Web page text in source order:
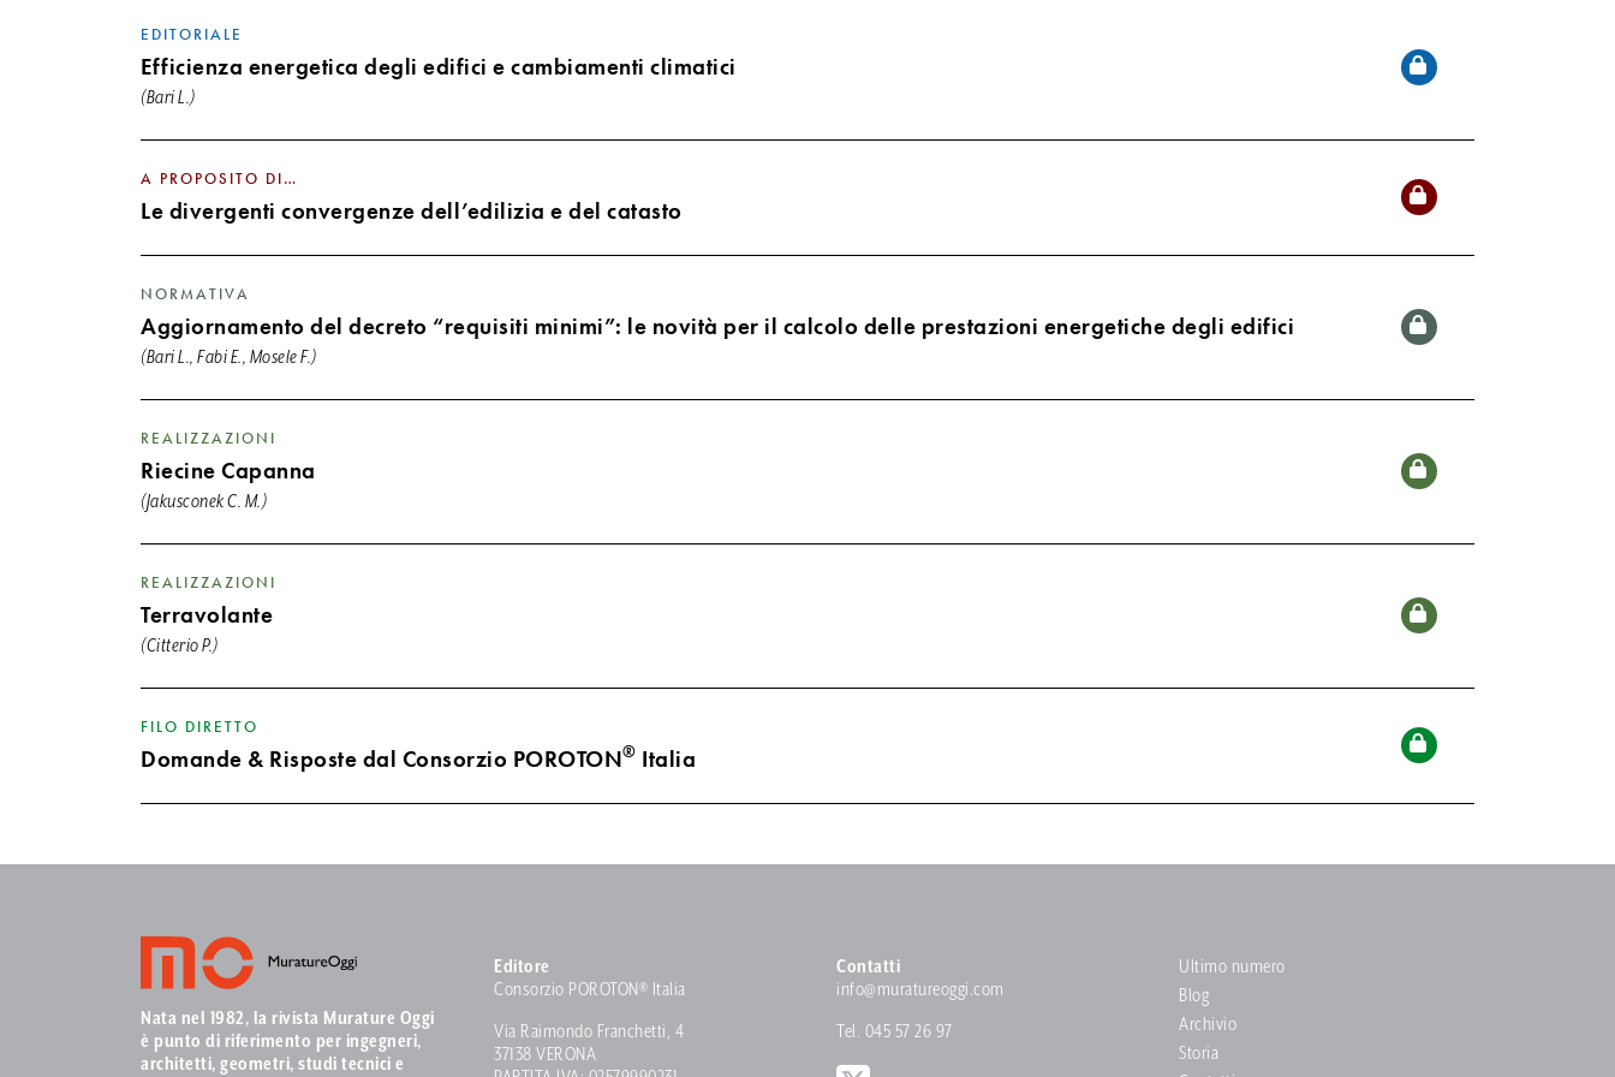
EDITORIALE
Efficienza energetica degli edifici e cambiamenti climatici
(Bari L.)
A PROPOSITO DI…
Le divergenti convergenze dell’edilizia e del catasto
NORMATIVA
Aggiornamento del decreto “requisiti minimi”: le novità per il calcolo delle prestazioni energetiche degli edifici
(Bari L., Fabi E., Mosele F.)
REALIZZAZIONI
Riecine Capanna
(Jakusconek C. M.)
REALIZZAZIONI
Terravolante
(Citterio P.)
FILO DIRETTO
Domande & Risposte dal Consorzio POROTON® Italia
Nata nel 1982, la rivista Murature Oggi
è punto di riferimento per ingegneri,
architetti, geometri, studi tecnici e
Editore
Consorzio POROTON® Italia
Via Raimondo Franchetti, 4
37138 VERONA
Contatti
info@muratureoggi.com
Tel. 045 57 26 97
Ultimo numero
Blog
Archivio
Storia